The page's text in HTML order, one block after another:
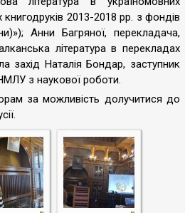
2013-2018 рр. з фондів
Анни Багряної, перекладача,
література в перекладах
захід Наталія Бондар, заступник
з наукової роботи.
за можливість долучитися до